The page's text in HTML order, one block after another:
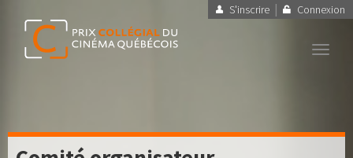
S'inscrire | Connexion